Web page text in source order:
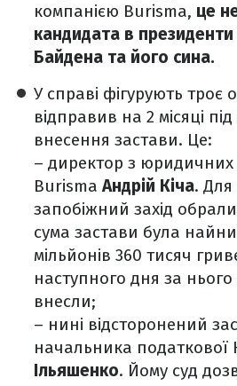
компанією Burisma, це
кандидата в
Байдена та його сина.
У справі фігурують троє
відправив на 2 місяці
внесення застави. Це:
– директор з юридичних
BurismaАндрій Кіча. Для
запобіжний захід
сума застави була
мільйонів 360 тисяч
наступного дня за
внесли;
– нині відсторонений
начальника податкової
Ільяшенко. Йому суд